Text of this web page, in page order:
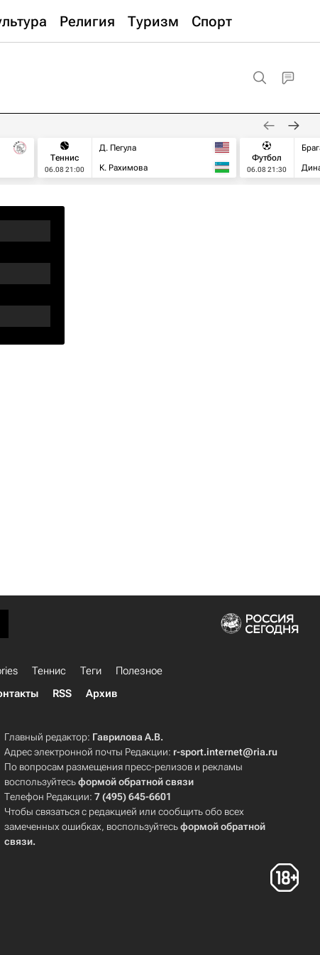
Религия Туризм Спорт
Теннис
06.08 21:00
Д. Пегула
К. Рахимова
Футбол
06.08 21:30
Теннис Теги
Полезное
RSS Архив
Главный редактор: Гаврилова А.В.
Адрес электронной почты Редакции: r-sport.internet@ria.ru
По вопросам размещения пресс-релизов и рекламы
воспользуйтесьформой обратной связи
Телефон Редакции:7 (495) 645-6601
Чтобы связаться с редакцией или сообщить обо всех
замеченных ошибках, воспользуйтесьформой обратной
связи.